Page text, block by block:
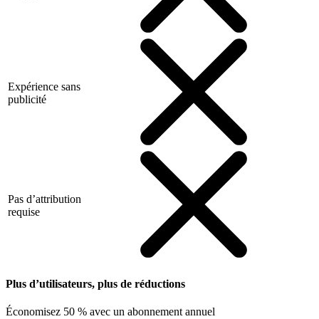
Expérience sans
publicité
Pas d’attribution
requise
Plus d’utilisateurs, plus de réductions
Économisez 50 % avec un abonnement annuel